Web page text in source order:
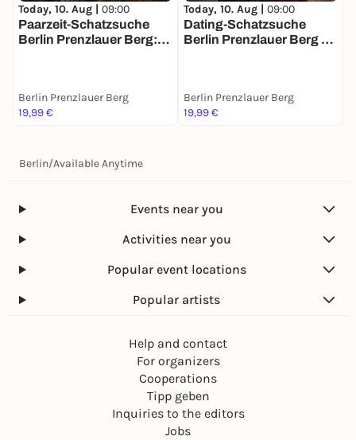
Today, 10. Aug | 09:00
Paarzeit-Schatzsuche
Berlin Prenzlauer Berg:
Berlin Prenzlauer Berg
19,99 €
Today, 10. Aug | 09:00
Dating-Schatzsuche
Berlin Prenzlauer Berg –
Berlin Prenzlauer Berg
19,99 €
Berlin/Available Anytime
Events near you
Activities near you
Popular event locations
Popular artists
Help and contact
For organizers
Cooperations
Tipp geben
Inquiries to the editors
Jobs